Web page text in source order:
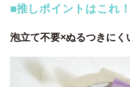
■推しポイントはこれ！
泡立て不要×ぬるつきにく